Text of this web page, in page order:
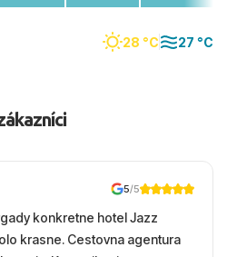
28 °C 27 °C
5/5
konkretne hotel Jazz
krasne. Cestovna agentura